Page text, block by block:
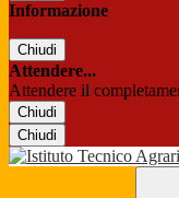
Informazione
Chiudi
Attendere...
Attendere il
Chiudi
Chiudi